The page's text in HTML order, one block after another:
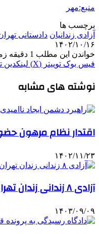
منبع:مهر
برچسب ها
آزادی زندانیان دادستانی
۱۴۰۲/۱۰/۱۶
خواندن این مطلب 1 دقیقه زمان میبرد
فیس بوک توییتر (X) لینکدین
نوشته های مشابه
اقتدار نظام مرهون
۱۴۰۲/۱۱/۲۳
آزادی ۸ زندانی زندان تهران بزرگ
۱۴۰۳/۰۹/۰۹